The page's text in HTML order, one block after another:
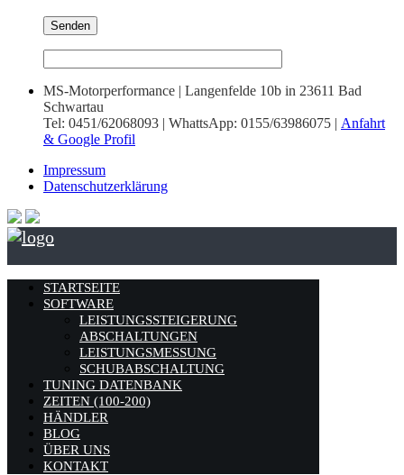
MS-Motorperformance | Langenfelde 10b in 23611 Bad
Schwartau
Tel: 0451/62068093 | WhattsApp: 0155/63986075 | Anfahrt
& Google Profil
Impressum
Datenschutzerklärung
STARTSEITE
SOFTWARE
LEISTUNGSSTEIGERUNG
ABSCHALTUNGEN
LEISTUNGSMESSUNG
SCHUBABSCHALTUNG
TUNING DATENBANK
ZEITEN (100-200)
HÄNDLER
BLOG
ÜBER UNS
KONTAKT